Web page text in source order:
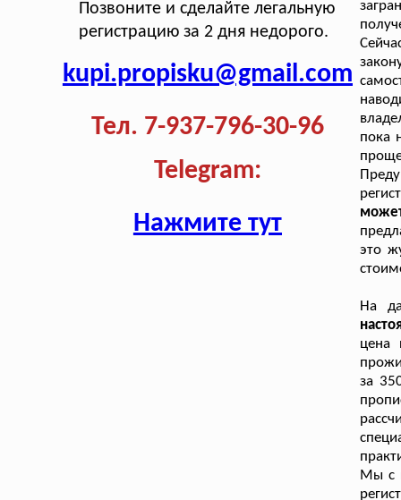
Позвоните и сделайте легальную
регистрацию за 2 дня недорого.
kupi.propisku@gmail.com
Тел. 7-937-796-30-96
Telegram:
Нажмите тут
пока
это
На
цена
за
Мы с